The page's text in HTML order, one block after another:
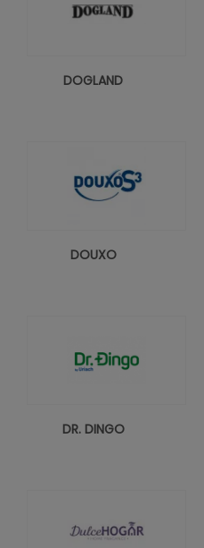
DOGLAND
DOUXO
DR. DINGO